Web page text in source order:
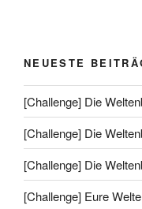
NEUESTE
[Challenge] Die
[Challenge] Die
[Challenge] Die
[Challenge] Eure